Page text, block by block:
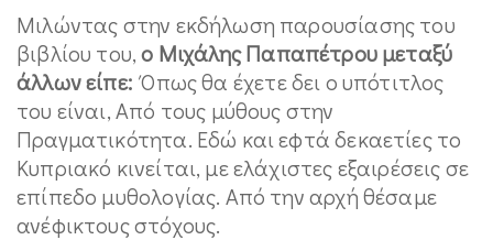
Μιλώντας στην εκδήλωση παρουσίασης του
βιβλίου του,ο Μιχάλης Παπαπέτρου μεταξύ
άλλων είπε:Όπως θα έχετε δει ο υπότιτλος
του είναι, Από τους μύθους στην
Πραγματικότητα. Εδώ και εφτά δεκαετίες το
Κυπριακό κινείται, με ελάχιστες εξαιρέσεις σε
επίπεδο μυθολογίας. Από την αρχή θέσαμε
ανέφικτους στόχους.